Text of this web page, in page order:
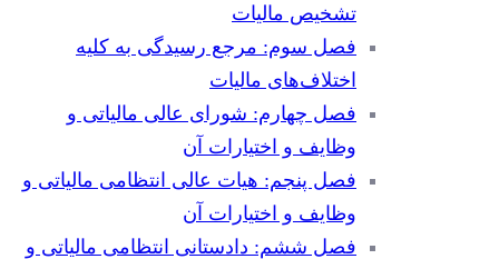
تشخیص مالیات
فصل سوم: مرجع رسیدگی به کلیه
اختلاف‌های مالیات
فصل چهارم: شورای عالی مالیاتی و
وظایف و اختیارات آن
فصل پنجم: هیات عالی انتظامی مالیاتی و
وظایف و اختیارات آن
فصل ششم: دادستانی انتظامی مالیاتی و